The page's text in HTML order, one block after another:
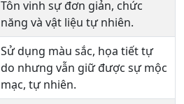
Tôn vinh sự đơn giản, chức
năng và vật liệu tự nhiên.
Sử dụng màu sắc, họa tiết tự
do nhưng vẫn giữ được sự mộc
mạc, tự nhiên.